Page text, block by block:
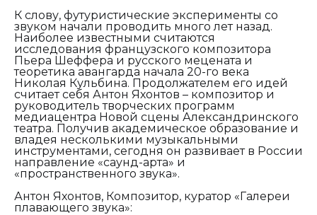
К слову, футуристические эксперименты со
звуком начали проводить много лет назад.
Наиболее известными считаются
исследования французского композитора
Пьера Шеффера и русского мецената и
теоретика авангарда начала 20-го века
Николая Кульбина. Продолжателем его идей
считает себя Антон Яхонтов – композитор и
руководитель творческих программ
медиацентра Новой сцены Александринского
театра. Получив академическое образование и
владея несколькими музыкальными
инструментами, сегодня он развивает в России
направление «саунд-арта» и
«пространственного звука».
Антон Яхонтов, Композитор, куратор «Галереи
плавающего звука»: